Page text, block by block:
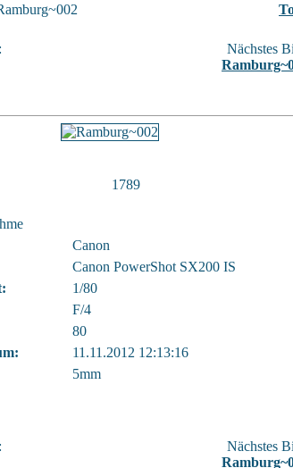
Nächstes
1789
Canon
Canon PowerShot SX200 IS
1/80
F/4
80
11.11.2012 12:13:16
5mm
Nächstes